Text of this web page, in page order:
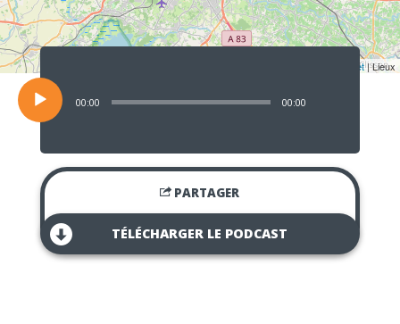
Leaflet| Lieux
Lecteur
audio
00:00 00:00
PARTAGER
TÉLÉCHARGER LE PODCAST